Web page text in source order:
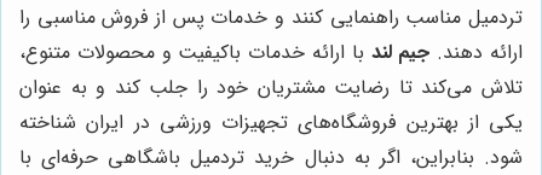
تردمیل مناسب راهنمایی کنند و خدمات پس از فروش مناسبی را
ارائه دهند. جیم لند با ارائه خدمات باکیفیت و محصولات متنوع،
تلاش می‌کند تا رضایت مشتریان خود را جلب کند و به عنوان
یکی از بهترین فروشگاه‌های تجهیزات ورزشی در ایران شناخته
شود. بنابراین، اگر به دنبال خرید تردمیل باشگاهی حرفه‌ای با